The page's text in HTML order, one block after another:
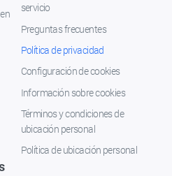
servicio
Preguntas frecuentes
Política de privacidad
Configuración de cookies
Información sobre cookies
Términos y condiciones de
ubicación personal
Política de ubicación personal